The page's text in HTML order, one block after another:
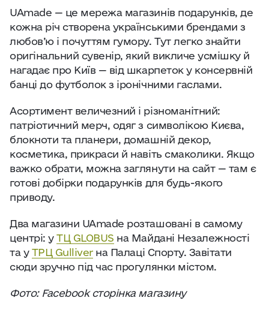
місця Києва
UAmade — це мережа магазинів подарунків, де
кожна річ створена українськими брендами з
любов’ю і почуттям гумору. Тут легко знайти
оригінальний сувенір, який викличе усмішку й
нагадає про Київ — від шкарпеток у консервній
банці до футболок з іронічними гаслами.
Асортимент величезний і різноманітний:
патріотичний мерч, одяг з символікою Києва,
блокноти та планери, домашній декор,
косметика, прикраси й навіть смаколики. Якщо
важко обрати, можна заглянути на сайт — там є
готові добірки подарунків для будь-якого
приводу.
Два магазини UAmade розташовані в самому
центрі: уТЦ GLOBUS на Майдані Незалежності
та у ТРЦ Gulliverна Палаці Спорту. Завітати
сюди зручно під час прогулянки містом.
Фото: Facebook сторінка магазину